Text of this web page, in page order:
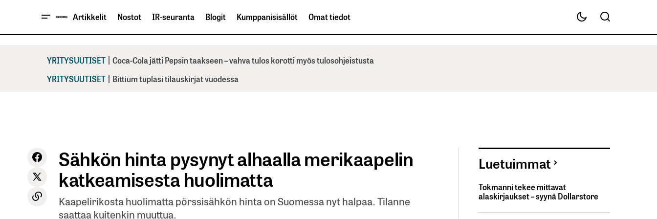
Artikkelit Nostot IR-seuranta Blogit Kumppanisisällöt Omat tiedot
YRITYSUUTISET | Coca-Cola jätti Pepsin taakseen – vahva tulos korotti myös tulosohjeistusta
YRITYSUUTISET | Bittium tuplasi tilauskirjat vuodessa
Sähkön hinta pysynyt alhaalla merikaapelin
katkeamisesta huolimatta
Kaapelirikosta huolimatta pörssisähkön hinta on Suomessa nyt halpaa. Tilanne
saattaa kuitenkin muuttua.
Luetuimmat
Tokmanni tekee mittavat
alaskirjaukset – syynä Dollarstore